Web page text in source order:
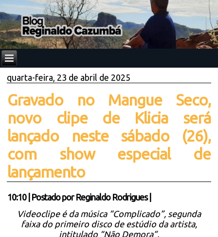
quarta-feira, 23 de abril de 2025
Gravado no Mangue Seco,
novo clipe de Klicia será
lançado neste sábado (26),
com show especial de
lançamento
10:10| Postado por Reginaldo Rodrigues
Videoclipe é da música “Complicado”, segunda
faixa do primeiro disco de estúdio da artista,
intitulado “Não Demora”.